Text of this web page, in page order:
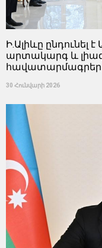
Ի.Ալիևը ընդունել
արտակարգ և
30 Հունվարի 2026